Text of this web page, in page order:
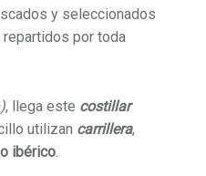
y seleccionados
repartidos por toda
, llega este costillar
utilizan carrillera,
ibérico.